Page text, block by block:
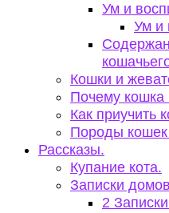
Ум и
Ум и
Кошки и
Почему кошка
Как приучить
Породы
Рассказы.
Купание кота.
Записки
2